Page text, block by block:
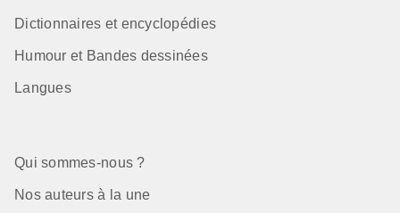
Dictionnaires et encyclopédies
Humour et Bandes dessinées
Langues
Qui sommes-nous ?
Nos auteurs à la une